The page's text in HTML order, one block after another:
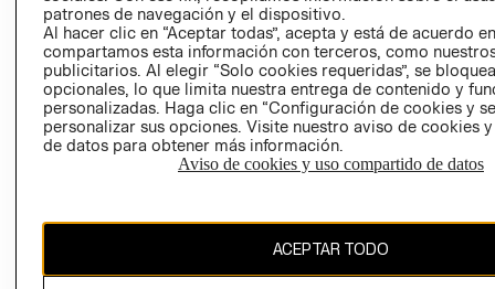
patrones de navegación y el dispositivo.
Al hacer clic en “Aceptar todas”, acepta y está de acuerdo
compartamos esta información con terceros, como
publicitarios. Al elegir “Solo cookies requeridas”, se
opcionales, lo que limita nuestra entrega de contenido y
personalizadas. Haga clic en “Configuración de cookies y
personalizar sus opciones. Visite nuestro aviso de cookies
de datos para obtener más información.
Aviso de cookies y uso compartido de datos
ACEPTAR TODO